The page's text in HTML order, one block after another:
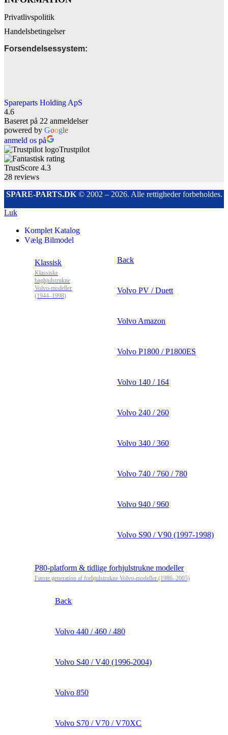
Privatlivspolitik
Handelsbetingelser
Forsendelsessystem:
Spareparts Holding ApS
4.6
Baseret på 22 anmeldelser
powered by Google
anmeld os på
Trustpilot
TrustScore 4.3
28 reviews
SPARE-PARTS.DK© 2002 – 2026. Alle rettigheder forbeholdes.
Luk
Komplet Katalog
Vælg Bilmodel
Klassisk
Klassiske
baghjulstrukne
Volvo-modeller
(1944–1998)
Back
Volvo PV / Duett
Volvo Amazon
Volvo P1800 / P1800ES
Volvo 140 / 164
Volvo 240 / 260
Volvo 340 / 360
Volvo 740 / 760 / 780
Volvo 940 / 960
Volvo S90 / V90 (1997-1998)
P80-platform & tidlige forhjulstrukne modeller
Første generation af forhjulstrukne Volvo-modeller (1986–2005)
Back
Volvo 440 / 460 / 480
Volvo S40 / V40 (1996-2004)
Volvo 850
Volvo S70 / V70 / V70XC